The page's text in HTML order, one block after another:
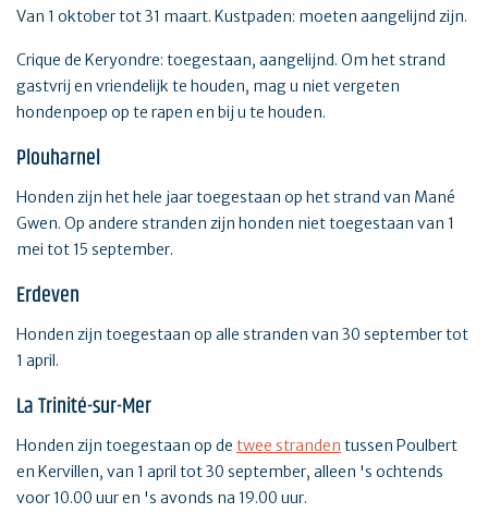
Van 1 oktober tot 31 maart. Kustpaden: moeten aangelijnd zijn.
Crique de Keryondre: toegestaan, aangelijnd. Om het strand
gastvrij en vriendelijk te houden, mag u niet vergeten
hondenpoep op te rapen en bij u te houden.
Plouharnel
Honden zijn het hele jaar toegestaan op het strand van Mané
Gwen. Op andere stranden zijn honden niet toegestaan van 1
mei tot 15 september.
Erdeven
Honden zijn toegestaan op alle stranden van 30 september tot
1 april.
La Trinité-sur-Mer
Honden zijn toegestaan op de twee stranden tussen Poulbert
en Kervillen, van 1 april tot 30 september, alleen 's ochtends
voor 10.00 uur en 's avonds na 19.00 uur.